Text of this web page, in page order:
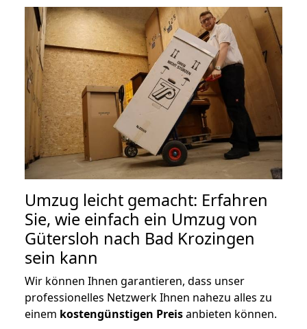
Umzug leicht gemacht: Erfahren
Sie, wie einfach ein Umzug von
Gütersloh nach Bad Krozingen
sein kann
Wir können Ihnen garantieren, dass unser
professionelles Netzwerk Ihnen nahezu alles zu
einem kostengünstigen Preisanbieten können.